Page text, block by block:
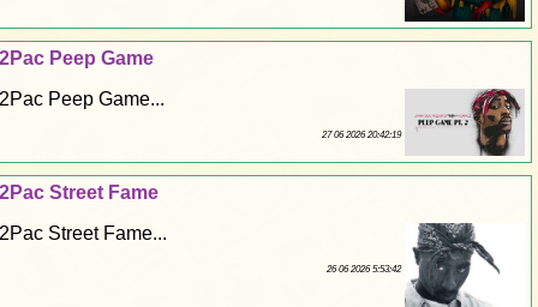
2Pac Peep Game
2Pac Peep Game...
27 06 2026 20:42:19
2Pac Street Fame
2Pac Street Fame...
26 06 2026 5:53:42